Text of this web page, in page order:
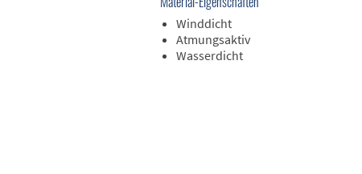
Winddicht
Atmungsaktiv
Wasserdicht